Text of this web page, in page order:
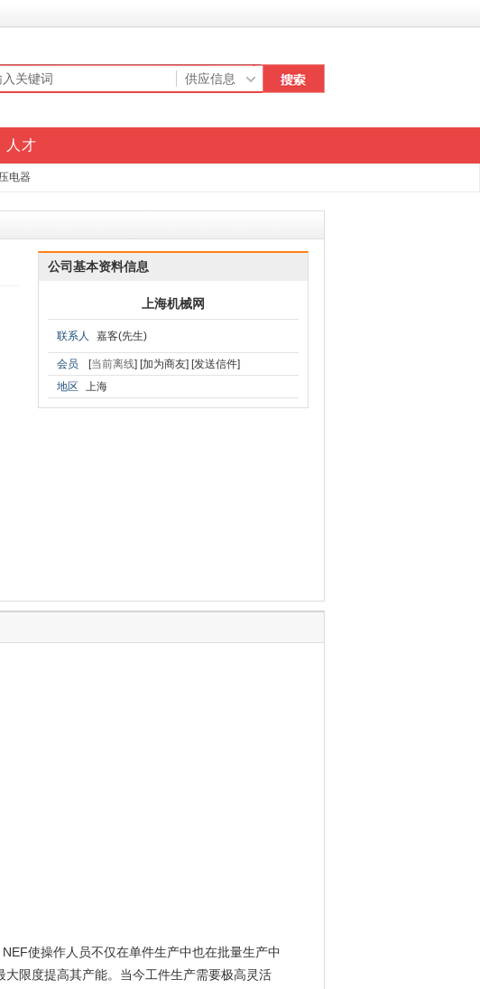
人才
电器
公司基本资料信息
上海机械网
联系人 嘉客(先生)
会员 [当前离线] [加为商友] [发送信件]
地区
上海
使操作人员不仅在单件生产中也在批量生产中
限度提高其产能。当今工件生产需要极高灵活